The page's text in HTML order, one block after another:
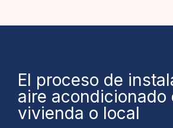
El proceso de
aire acondicionado
vivienda o local